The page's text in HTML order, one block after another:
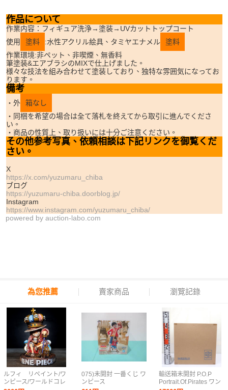
作品について
作業内容：フィギュア洗浄→塗装→UVカットトップコート
使用
塗料 :水性アクリル絵具、タミヤエナメル
塗料
作業環境:非ペット、非喫煙、無香料
筆塗装&エアブラシのMIXで仕上げました。
様々な技法を組み合わせて塗装しており、独特な雰囲気になってお
ります。
備考
・外
箱なし
・同梱を希望の場合は全て落札を終えてから取引に進んでくださ
い。
・商品の性質上、取り扱いには十分ご注意ください。
その他参考写真、依頼相談は下記リンクを御覧くだ
さい。
X
https://x.com/yuzumaru_chiba
ブログ
https://yuzumaru-chiba.doorblog.jp/
Instagram
https://www.instagram.com/yuzumaru_chiba/
powered byauction-labo.com
為您推薦 賣家商品 瀏覽記錄
ルフィ リペイント/ワ
ンピース/ワールドコレ
075)未開封 一番くじ ワ
ンピース
輸送箱未開封 P.O.P
Portrait.Of.Pirates ワン